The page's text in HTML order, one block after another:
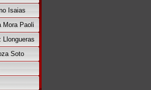
Isaias
Mora Paoli
Soto